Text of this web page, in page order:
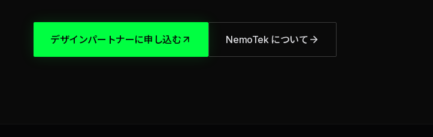
デザインパートナーに申し込む NemoTek について